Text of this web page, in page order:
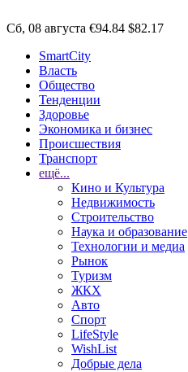
Сб, 08 августа €94.84 $82.17
SmartCity
Власть
Общество
Тенденции
Здоровье
Экономика и бизнес
Происшествия
Транспорт
ещё...
Кино и Культура
Недвижимость
Строительство
Наука и образование
Технологии и медиа
Рынок
Туризм
ЖКХ
Авто
Спорт
LifeStyle
WishList
Добрые дела